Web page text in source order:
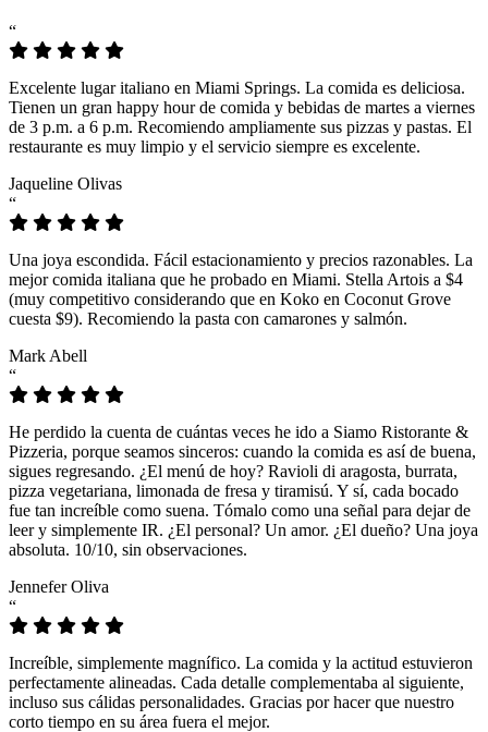
“
Excelente lugar italiano en Miami Springs. La comida es deliciosa.
Tienen un gran happy hour de comida y bebidas de martes a viernes
de 3 p.m. a 6 p.m. Recomiendo ampliamente sus pizzas y pastas. El
restaurante es muy limpio y el servicio siempre es excelente.
Jaqueline Olivas
“
Una joya escondida. Fácil estacionamiento y precios razonables. La
mejor comida italiana que he probado en Miami. Stella Artois a $4
(muy competitivo considerando que en Koko en Coconut Grove
cuesta $9). Recomiendo la pasta con camarones y salmón.
Mark Abell
“
He perdido la cuenta de cuántas veces he ido a Siamo Ristorante &
Pizzeria, porque seamos sinceros: cuando la comida es así de buena,
sigues regresando. ¿El menú de hoy? Ravioli di aragosta, burrata,
pizza vegetariana, limonada de fresa y tiramisú. Y sí, cada bocado
fue tan increíble como suena. Tómalo como una señal para dejar de
leer y simplemente IR. ¿El personal? Un amor. ¿El dueño? Una joya
absoluta. 10/10, sin observaciones.
Jennefer Oliva
“
Increíble, simplemente magnífico. La comida y la actitud estuvieron
perfectamente alineadas. Cada detalle complementaba al siguiente,
incluso sus cálidas personalidades. Gracias por hacer que nuestro
corto tiempo en su área fuera el mejor.